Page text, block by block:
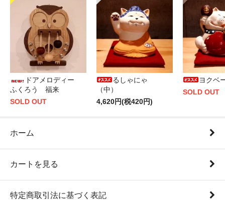
ドアメロディー
ふくろう 福来
SOLD OUT
るしゃにゃ
（中）
4,620円(税420円)
ヨクベ
SOLD OUT
ホーム
カートを見る
特定商取引法に基づく表記